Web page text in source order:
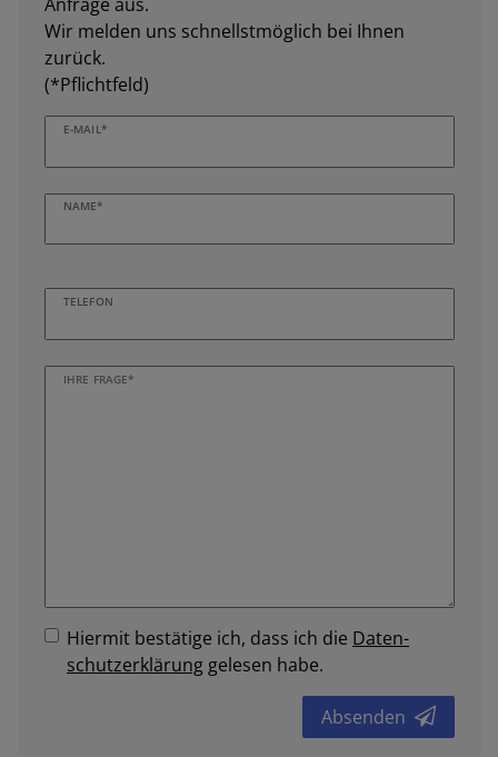
Wir melden uns schnellstmöglich bei Ihnen
zurück.
(*Pflichtfeld)
E-MAIL*
NAME*
TELEFON
IHRE FRAGE*
Hiermit bestätige ich, dass ich die Daten­
schutz­erklärung gelesen habe.
Absenden